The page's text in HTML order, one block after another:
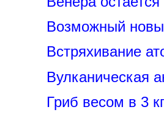
Возможный
Встряхивание
Вулканическая
Гриб весом в 3